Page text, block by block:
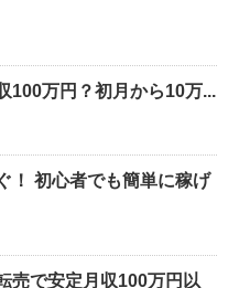
100万円？初月から10万...
！ 初心者でも簡単に稼げ
売で安定月収100万円以